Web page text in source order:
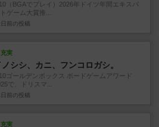
（BGAでプレイ）2026年ドイツ年間エキスパ
ゲーム大賞推...
前 の投稿
充実
ノシシ、カニ、フンコロガシ。
ゴールデンボックス ボードゲームアワード
で、ドリスマ...
前 の投稿
充実